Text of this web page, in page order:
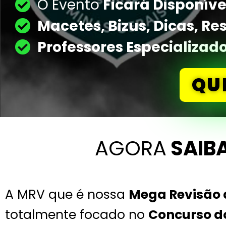
O EventoFicará
Macetes, Bizus, Dicas,
Professores
AGORA
A MRV que é nossa Mega Revisão
totalmente focado no Concurso